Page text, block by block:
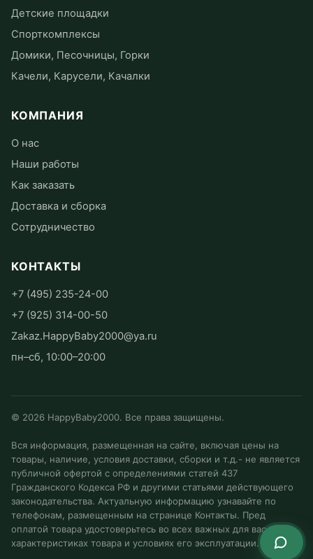
Детские площадки
Спорткомплексы
Домики, Песочницы, Горки
Качели, Карусели, Качалки
КОМПАНИЯ
О нас
Наши работы
Как заказать
Доставка и сборка
Сотрудничество
КОНТАКТЫ
+7 (495) 235-24-00
+7 (925) 314-00-50
Zakaz.HappyBaby2000@ya.ru
пн–сб, 10:00–20:00
© 2026 HappyBaby2000. Все права защищены.
Вся информация, размещенная на сайте, включая цены на
товары, наличие, условия доставки, сборки и т.д.- не является
публичной офертой с определениями статей 437
Гражданского Кодекса РФ и другими статьями действующего
законодательства. Актуальную информацию узнавайте по
телефонам, размещенным на странице Контакты. Пред
оплатой товара удостоверьтесь во всех важных для вас
характеристиках товара и условиях его эксплуатации.